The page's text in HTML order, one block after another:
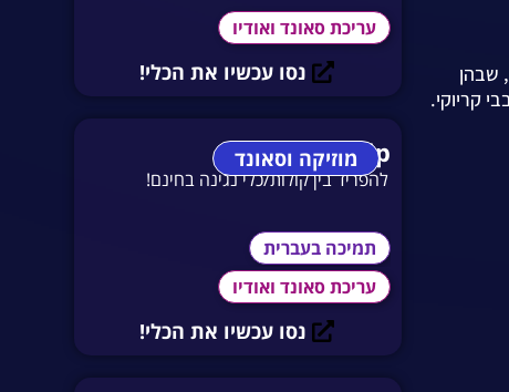
שבהן
קריוקי.
עריכת סאונד ואודיו
נסו עכשיו את הכלי!
מוזיקה וסאונד
Audio Strip
להפריד בין קולות/כלי נגינה בחינם!
תמיכה בעברית
עריכת סאונד ואודיו
נסו עכשיו את הכלי!